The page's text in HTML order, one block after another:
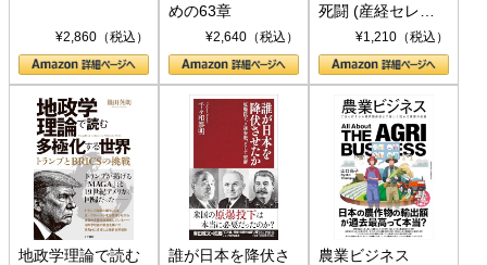
¥2,860（税込）
めの63章
¥2,640（税込）
死闘 (産経セレク
ト S 039)¥1,210（税込）
地政学理論で読む
誰が日本を降伏さ
農業ビジネス